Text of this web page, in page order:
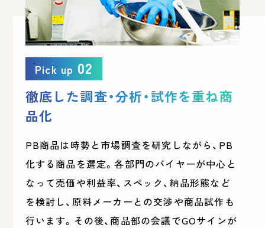
Pick up 02
徹底した調査・分析・試作を重ね商
品化
PB商品は時勢と市場調査を研究しながら、PB
化する商品を選定。各部門のバイヤーが中心と
なって売価や利益率、スペック、納品形態など
を検討し、原料メーカーとの交渉や商品試作も
行います。その後、商品部の会議でGOサインが